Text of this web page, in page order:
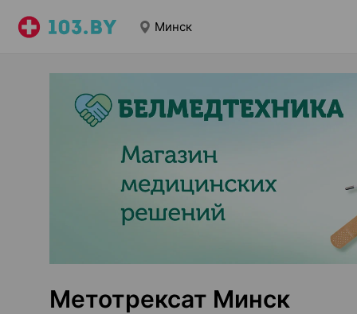
Минск
Метотрексат Минск